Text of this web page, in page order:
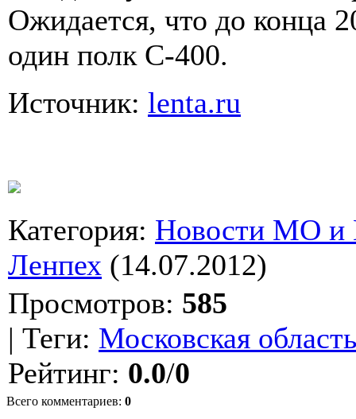
Ожидается, что до конца
один полк С-400.
Источник: lenta.ru
Категория: Новости МО
Ленпех (14.07.2012)
Просмотров: 585
| Теги: Московская область
Рейтинг: 0.0/0
Всего комментариев: 0